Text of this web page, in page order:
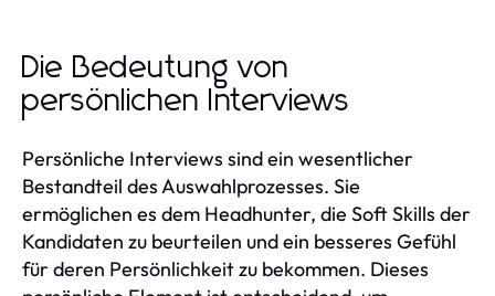
Die Bedeutung von
persönlichen Interviews
Persönliche Interviews sind ein wesentlicher
Bestandteil des Auswahlprozesses. Sie
ermöglichen es dem Headhunter, die Soft Skills der
Kandidaten zu beurteilen und ein besseres Gefühl
für deren Persönlichkeit zu bekommen. Dieses